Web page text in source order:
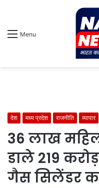
Menu
देश मध्य प्रदेश राजनीति व्यापार
36 लाख
डाले 219
गैस सिलेंडर